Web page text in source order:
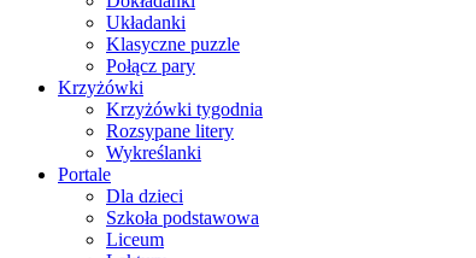
Układanki
Klasyczne puzzle
Połącz pary
Krzyżówki
Krzyżówki tygodnia
Rozsypane litery
Wykreślanki
Portale
Dla dzieci
Szkoła podstawowa
Liceum